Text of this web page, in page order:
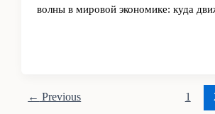
волны в мировой экономике: куда
← Previous 1